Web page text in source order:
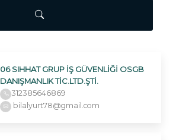
06 SIHHAT GRUP İŞ GÜVENLİĞİ OSGB
DANIŞMANLIK TİC.LTD.ŞTİ.
312385646869
bilalyurt78@gmail.com